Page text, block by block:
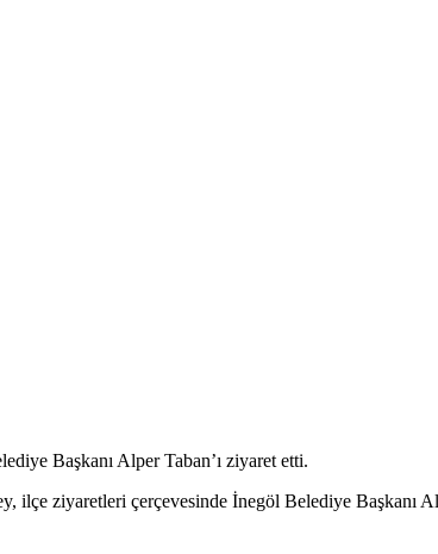
Başkanı Alper Taban’ı ziyaret etti.
ilçe ziyaretleri çerçevesinde İnegöl Belediye Başkanı